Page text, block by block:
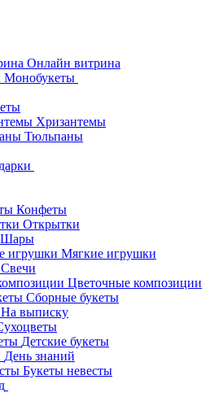
Онлайн витрина
Монобукеты
Хризантемы
Тюльпаны
Конфеты
Открытки
Шары
Мягкие игрушки
Свечи
Цветочные композиции
Сборные букеты
На выписку
Детские букеты
День знаний
Букеты невесты